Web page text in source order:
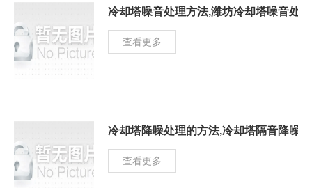
冷却塔噪音处理方法,潍坊冷却塔噪音处理
查看更多
冷却塔降噪处理的方法,冷却塔隔音降噪
查看更多